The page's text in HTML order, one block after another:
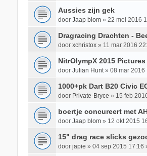
Aussies zijn gek
door Jaap blom» 22 mei 2016
Dragracing Drachten -
door xchristox» 11 mar 2016
NitrOlympX 2015
door Julian Hunt» 08 mar 2016
1000+pk Dart B20 Civic
door Private-Bryce » 15 feb
boertje concureert met
door Jaap blom» 12 okt 2015
15" drag race slicks
door japie » 04 sep 2015 17:16